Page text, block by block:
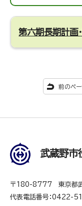
第六期長期計画
前のペ
武蔵野市
〒180-8777 東京都
代表電話番号：0422-